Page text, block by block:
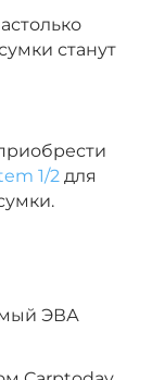
станут
1/2 для
ЭВА